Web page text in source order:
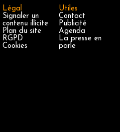
Légal
Signaler un
contenu illicite
Plan du site
RGPD
Cookies
Utiles
Contact
Publicité
Agenda
La presse en
parle